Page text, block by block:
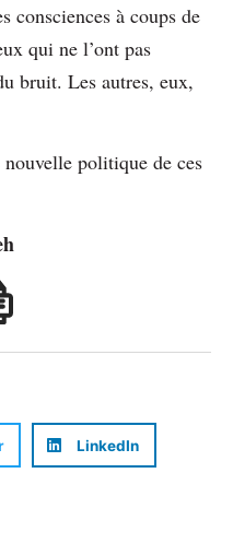
consciences à coups de
qui ne l’ont pas
bruit. Les autres, eux,
politique de ces
LinkedIn